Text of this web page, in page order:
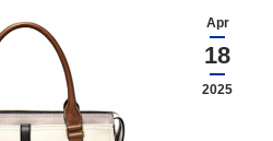
Apr
18
2025